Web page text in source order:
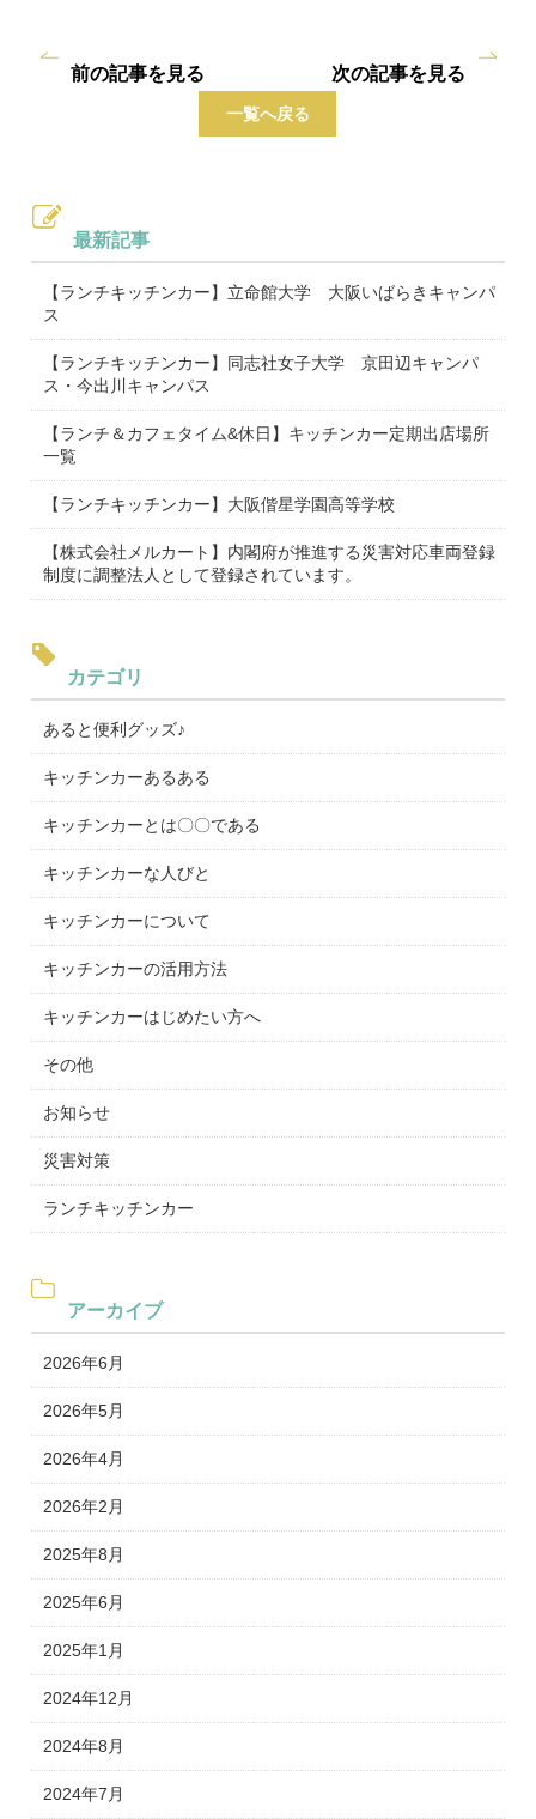
前の記事を見る
一覧へ戻る
次の記事を見る
最新記事
【ランチキッチンカー】立命館大学 大阪いばらきキャンパ
ス
【ランチキッチンカー】同志社女子大学 京田辺キャンパ
ス・今出川キャンパス
【ランチ＆カフェタイム&休日】キッチンカー定期出店場所
一覧
【ランチキッチンカー】大阪偕星学園高等学校
【株式会社メルカート】内閣府が推進する災害対応車両登録
制度に調整法人として登録されています。
カテゴリ
あると便利グッズ♪
キッチンカーあるある
キッチンカーとは〇〇である
キッチンカーな人びと
キッチンカーについて
キッチンカーの活用方法
キッチンカーはじめたい方へ
その他
お知らせ
災害対策
ランチキッチンカー
アーカイブ
2026年6月
2026年5月
2026年4月
2026年2月
2025年8月
2025年6月
2025年1月
2024年12月
2024年8月
2024年7月